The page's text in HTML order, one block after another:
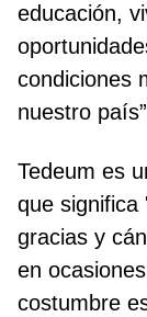
educación,
condiciones
nuestro
Tedeum es
que significa
gracias y
en
costumbre